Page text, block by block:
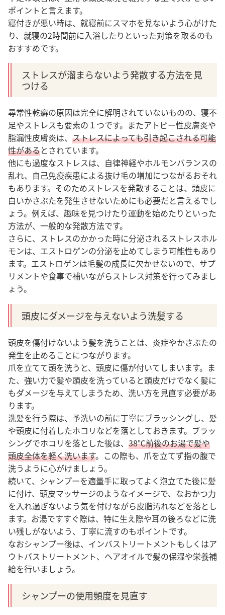
ポイントと言えます。
寝付きが悪い時は、就寝前にスマホを見ないよう心がけた
り、就寝の2時間前に入浴したりといった対策を取るのも
おすすめです。
ストレスが溜まらないよう発散する方法を見
つける
尋常性乾癬の原因は完全に解明されていないものの、寝不
足やストレスも要素の１つです。またアトピー性皮膚炎や
脂漏性皮膚炎は、 ストレスによっても引き起こされる可能
性があるとされています。
他にも過度なストレスは、自律神経やホルモンバランスの
乱れ、自己免疫疾患による抜け毛の増加につながるおそれ
もあります。 そのためストレスを発散することは、頭皮に
白いかさぶたを発生させないためにも必要だと言えるでし
ょう。例えば、趣味を見つけたり運動を始めたりといった
方法が、一般的な発散方法です。
さらに、ストレスのかかった時に分泌されるストレスホル
モンは、エストロゲンの分泌を止めてしまう可能性もあり
ます。エストロゲンは毛髪の成長に欠かせないので、サプ
リメントや食事で補いながらストレス対策を行ってみまし
ょう。
頭皮にダメージを与えないよう洗髪する
頭皮を傷付けないよう髪を洗うことは、炎症やかさぶたの
発生を止めることにつながります。
爪を立てて頭を洗うと、頭皮に傷が付いてしまいます。ま
た、強い力で髪や頭皮を洗っていると頭皮だけでなく髪に
もダメージを与えてしまうため、洗い方を見直す必要があ
ります。
洗髪を行う際は、予洗いの前に丁寧にブラッシングし、髪
や頭皮に付着したホコリなどを落としておきます。ブラッ
シングでホコリを落とした後は、 38℃前後のお湯で髪や
頭皮全体を軽く洗います。この際も、爪を立てず指の腹で
洗うように心がけましょう。
続いて、シャンプーを適量手に取ってよく泡立てた後に髪
に付け、頭皮マッサージのようなイメージで、なおかつ力
を入れ過ぎないよう気を付けながら皮脂汚れなどを落とし
ます。 お湯ですすぐ際は、特に生え際や耳の後ろなどに洗
い残しがないよう、丁寧に流すのもポイントです。
なおシャンプー後は、インバストリートメントもしくはア
ウトバストリートメント、ヘアオイルで髪の保湿や栄養補
給を行いましょう。
シャンプーの使用頻度を見直す